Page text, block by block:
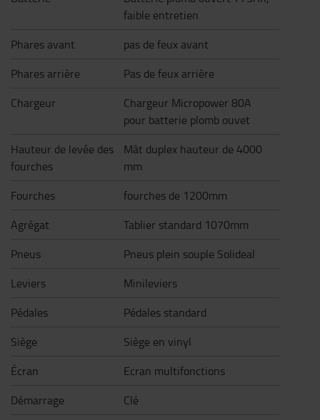
faible entretien
Phares avant
pas de feux avant
Phares arrière
Pas de feux arrière
Chargeur
Chargeur Micropower 80A
pour batterie plomb ouvet
Hauteur de levée des
fourches
Mât duplex hauteur de 4000
mm
Fourches
fourches de 1200mm
Agrégat
Tablier standard 1070mm
Pneus
Pneus plein souple Solideal
Leviers
Minileviers
Pédales
Pédales standard
Siège
Siège en vinyl
Écran
Ecran multifonctions
Démarrage
Clé